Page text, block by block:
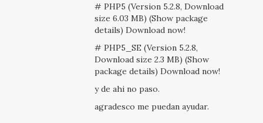
# PHP5 (Version 5.2.8, Download
size 6.03 MB) (Show package
details) Download now!
# PHP5_SE (Version 5.2.8,
Download size 2.3 MB) (Show
package details) Download now!
y de ahi no paso.
agradesco me puedan ayudar.